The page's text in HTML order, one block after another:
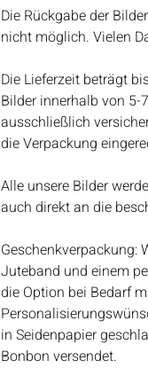
Die Rückgabe der
nicht möglich. Vielen
Die Lieferzeit beträgt
Bilder innerhalb von 5-
ausschließlich
die Verpackung
Alle unsere Bilder
auch direkt an die
Geschenkverpackung:
Juteband und einem
die Option bei Bedarf
in Seidenpapier
Bonbon versendet.